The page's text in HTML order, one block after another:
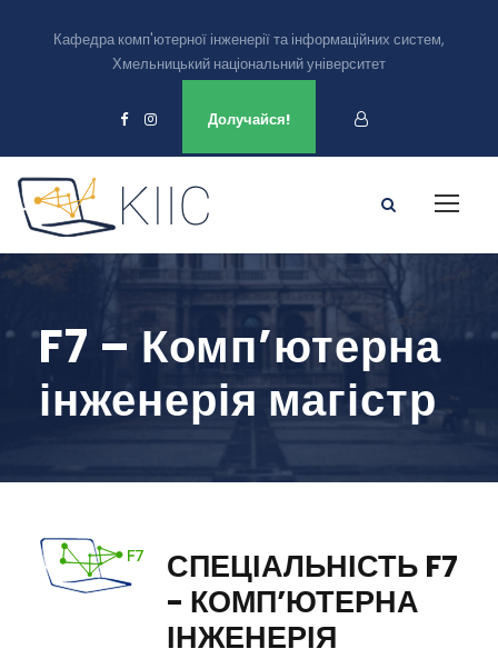
Кафедра комп'ютерної інженерії та інформаційних систем,
Хмельницький національний університет
Долучайся!
F7 – Комп’ютерна
інженерія магістр
СПЕЦІАЛЬНІСТЬ F7
- КОМП’ЮТЕРНА
ІНЖЕНЕРІЯ